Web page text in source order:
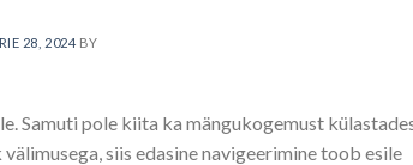
28, 2024 BY
Samuti pole kiita ka mängukogemust
siis edasine navigeerimine toob esile